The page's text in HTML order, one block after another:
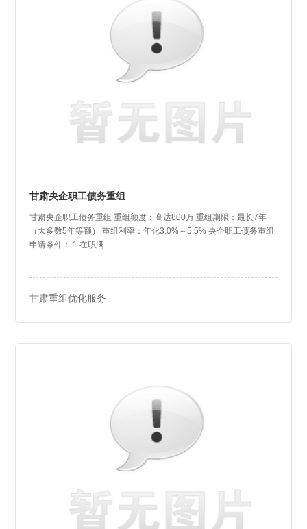
甘肃央企职工债务重组
甘肃央企职工债务重组 重组额度：高达800万 重组期限：最长7年
（大多数5年等额） 重组利率：年化3.0%～5.5% 央企职工债务重组
申请条件： 1.在职满...
甘肃重组优化服务